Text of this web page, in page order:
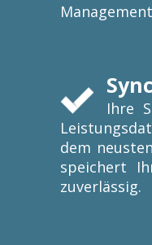
Ihre
dem
speichert
zuverlässig.